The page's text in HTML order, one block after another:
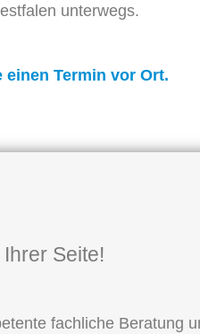
unterwegs.
Termin vor Ort.
Seite!
fachliche Beratung